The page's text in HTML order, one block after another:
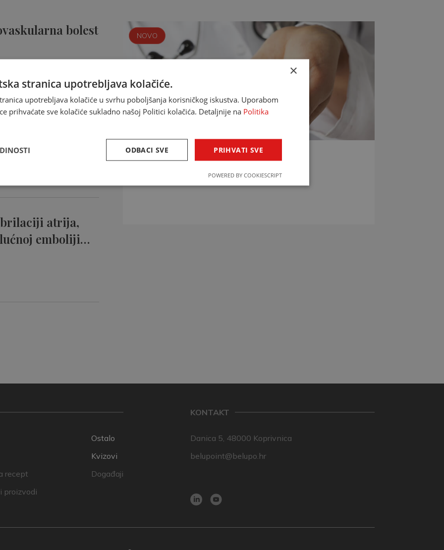
bolest
atrija,
emboliji…
NOVO
INTERAKCIJE LIJEKOVA
Provjerite interakcije lijekova u svega par klikova!
recept
proizvodi
Ostalo
Kvizovi
Događaji
KONTAKT
Danica 5, 48000 Koprivnica
belupoint@belupo.hr
×
stranica upotrebljava kolačiće.
upotrebljava kolačiće u svrhu poboljšanja korisničkog iskustva. Uporabom
prihvaćate sve kolačiće sukladno našoj Politici kolačića. Detaljnije na Politika
PRIHVATI SVE
ODBACI SVE
POWERED BY COOKIESCRIPT